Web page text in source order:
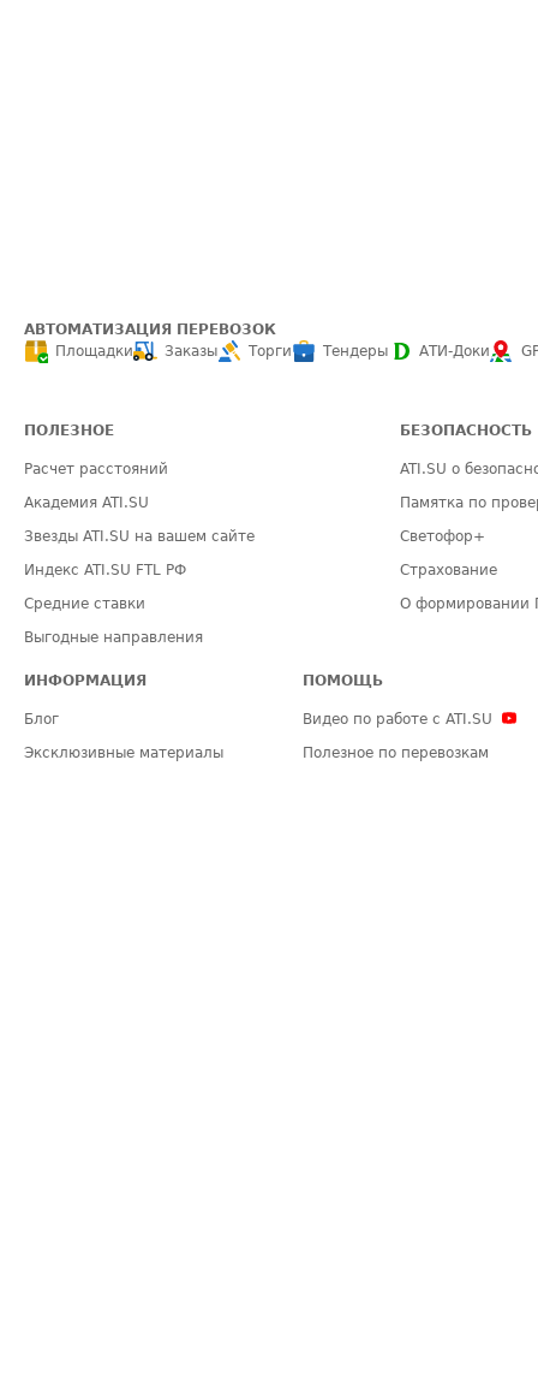
АВТОМАТИЗАЦИЯ ПЕРЕВОЗОК
Площадки
Заказы Торги Тендеры АТИ-Доки
ПОЛЕЗНОЕ
Расчет расстояний
Академия ATI.SU
Звезды ATI.SU на вашем сайте
Индекс ATI.SU FTL РФ
Средние ставки
Выгодные направления
БЕЗОПАСНОСТЬ
ATI.SU о
Памятка по
Светофор+
Страхование
О формировании
ИНФОРМАЦИЯ
Блог
Эксклюзивные материалы
ПОМОЩЬ
Видео по работе с ATI.SU
Полезное по перевозкам